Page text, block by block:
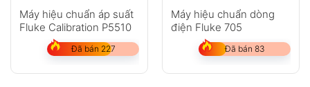
Máy hiệu chuẩn áp suất
Fluke Calibration P5510
Đã bán 227
Máy hiệu chuẩn dòng
điện Fluke 705
Đã bán 83